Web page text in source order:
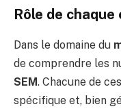
Rôle de
Dans le domaine du
de comprendre les
SEM. Chacune de
spécifique et, bien